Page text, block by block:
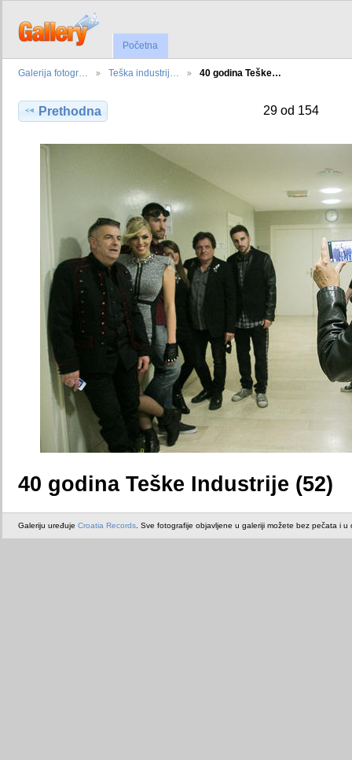
Početna
Galerija fotogr… Teška industrij… 40 godina Teške…
Prethodna 29 od 154
40 godina Teške Industrije (52)
Galeriju uređuje Croatia Records . Sve fotografije objavljene u galeriji možete bez pečata i